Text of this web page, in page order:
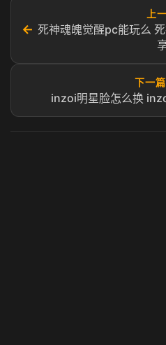
←
上
死神魂魄觉醒pc能玩么
下一篇
inzoi明星脸怎么换